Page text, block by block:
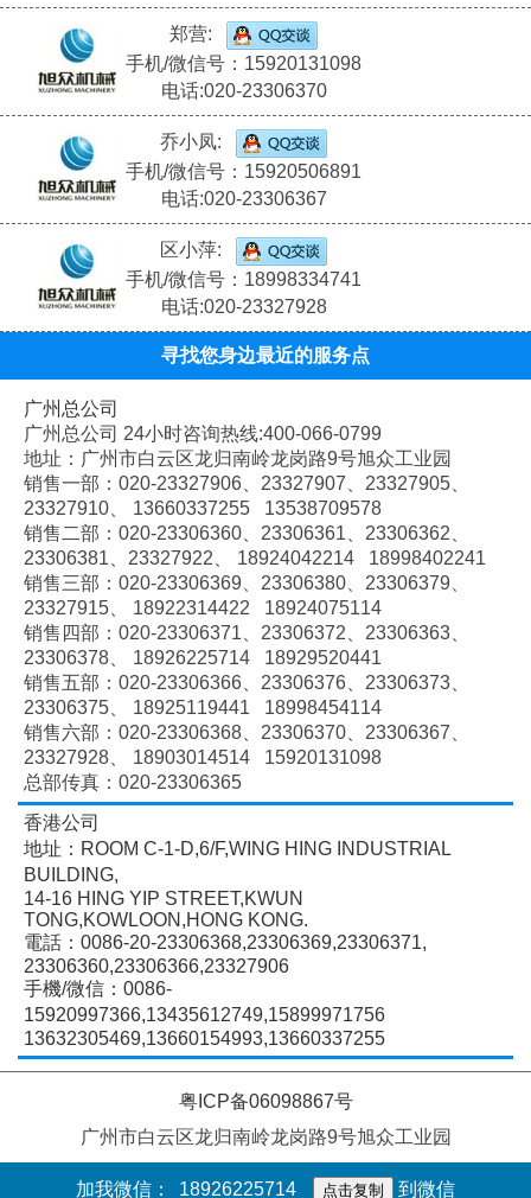
郑营:
手机/微信号：15920131098
电话:020-23306370
乔小凤:
手机/微信号：15920506891
电话:020-23306367
区小萍:
手机/微信号：18998334741
电话:020-23327928
寻找您身边最近的服务点
广州总公司
广州总公司 24小时咨询热线:400-066-0799
地址：广州市白云区龙归南岭龙岗路9号旭众工业园
销售一部：020-23327906、 23327907、 23327905、
23327910、
13660337255 13538709578
销售二部：020-23306360、 23306361、 23306362、
23306381、 23327922、
18924042214 18998402241
销售三部：020-23306369、 23306380、 23306379、
23327915、
18922314422 18924075114
销售四部：020-23306371、 23306372、 23306363、
23306378、
18926225714 18929520441
销售五部：020-23306366、 23306376、 23306373、
23306375、
18925119441 18998454114
销售六部：020-23306368、 23306370、 23306367、
23327928、
18903014514 15920131098
总部传真：020-23306365
香港公司
地址：ROOM C-1-D,6/F,WING HING INDUSTRIAL
BUILDING,
14-16 HING YIP STREET,KWUN
TONG,KOWLOON,HONG KONG.
電話：0086-20-23306368,23306369,23306371,
23306360,23306366,23327906
手機/微信：0086-
15920997366,13435612749,15899971756
13632305469,13660154993,13660337255
粤ICP备06098867号
广州市白云区龙归南岭龙岗路9号旭众工业园
加我微信： 18926225714 点击复制 到微信